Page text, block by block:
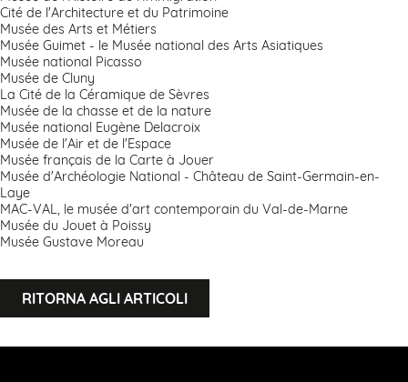
Cité de l'Architecture et du Patrimoine
Musée des Arts et Métiers
Musée Guimet - le Musée national des Arts Asiatiques
Musée national Picasso
Musée de Cluny
La Cité de la Céramique de Sèvres
Musée de la chasse et de la nature
Musée national Eugène Delacroix
Musée de l'Air et de l'Espace
Musée français de la Carte à Jouer
Musée d'Archéologie National - Château de Saint-Germain-en-
Laye
MAC-VAL, le musée d'art contemporain du Val-de-Marne
Musée du Jouet à Poissy
Musée Gustave Moreau
RITORNA AGLI ARTICOLI